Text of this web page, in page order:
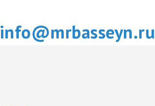
info@mrbasseyn.ru